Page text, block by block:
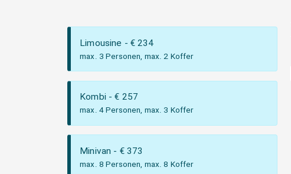
Limousine - €234
max. 3 Personen, max. 2 Koffer
Kombi - € 257
max. 4 Personen, max. 3 Koffer
Minivan - € 373
max. 8 Personen, max. 8 Koffer